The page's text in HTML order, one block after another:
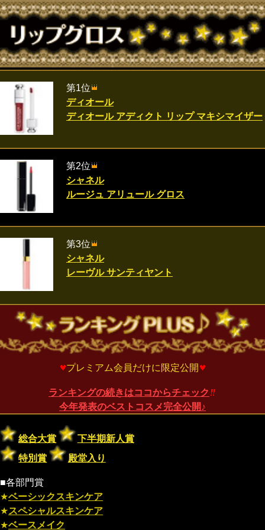
第1位
ディオール
ディオール アディクト リップ マキシマイザー
第2位
シャネル
ルージュ アリュール グロス
第3位
シャネル
レーヴル サンティヤント
プレミアム会員だけに限定公開
ランキングの続きはココからチェック
今年発表のベストコスメ完全公開♪
総合大賞
下半期新人賞
特別賞
殿堂入り
■各部門賞
★ベーシックスキンケア
★スペシャルスキンケア
★ベースメイク